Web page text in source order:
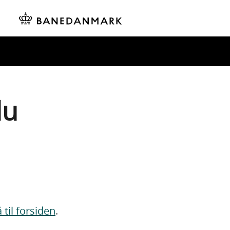
til forsiden.